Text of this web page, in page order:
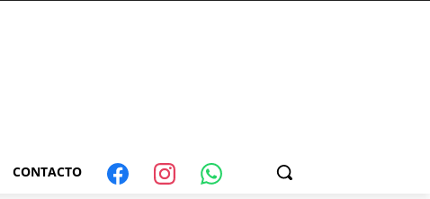
CONTACTO